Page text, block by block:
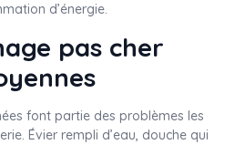
d’énergie.
pas cher
font partie des problèmes les
Évier rempli d’eau, douche qui